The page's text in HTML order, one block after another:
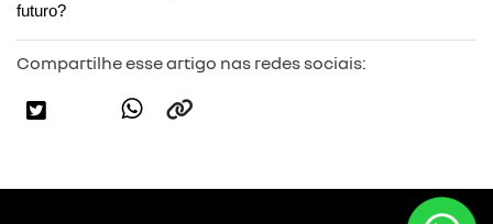
futuro?
Compartilhe esse artigo nas redes sociais: